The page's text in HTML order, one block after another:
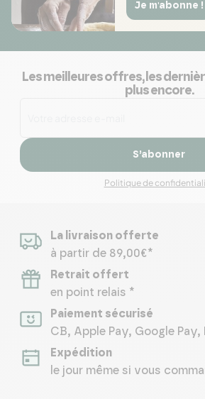
Je m'abonne !
Les meilleures offres, les
plus encore.
S’abonner
Politique de
La livraison offerte
à partir de 89,00€*
Retrait offert
en point relais *
Paiement sécurisé
CB, Apple Pay, Google
Expédition
le jour même si vous